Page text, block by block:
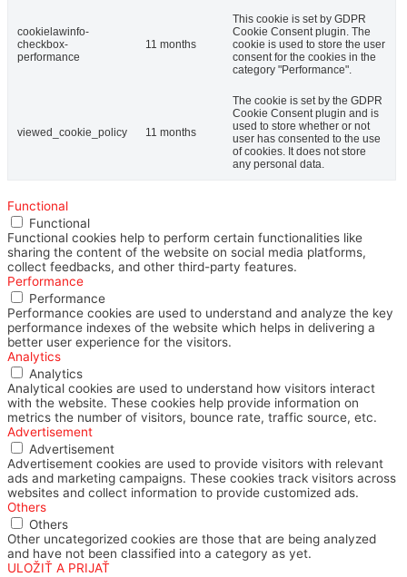
cookielawinfo-
checkbox-
performance
11 months
This cookie is set by GDPR
Cookie Consent plugin. The
cookie is used to store the user
consent for the cookies in the
category "Performance".
viewed_cookie_policy 11 months
The cookie is set by the GDPR
Cookie Consent plugin and is
used to store whether or not
user has consented to the use
of cookies. It does not store
any personal data.
Functional
Functional
Functional cookies help to perform certain functionalities like
sharing the content of the website on social media platforms,
collect feedbacks, and other third-party features.
Performance
Performance
Performance cookies are used to understand and analyze the key
performance indexes of the website which helps in delivering a
better user experience for the visitors.
Analytics
Analytics
Analytical cookies are used to understand how visitors interact
with the website. These cookies help provide information on
metrics the number of visitors, bounce rate, traffic source, etc.
Advertisement
Advertisement
Advertisement cookies are used to provide visitors with relevant
ads and marketing campaigns. These cookies track visitors across
websites and collect information to provide customized ads.
Others
Others
Other uncategorized cookies are those that are being analyzed
and have not been classified into a category as yet.
ULOŽIŤ A PRIJAŤ